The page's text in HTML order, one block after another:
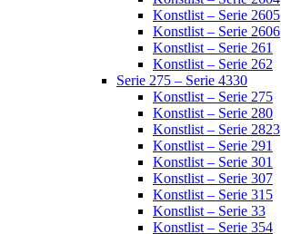
Konstlist – Serie 2605
Konstlist – Serie 2606
Konstlist – Serie 261
Konstlist – Serie 262
Serie 275 – Serie 4330
Konstlist – Serie 275
Konstlist – Serie 280
Konstlist – Serie 2823
Konstlist – Serie 291
Konstlist – Serie 301
Konstlist – Serie 307
Konstlist – Serie 315
Konstlist – Serie 33
Konstlist – Serie 354